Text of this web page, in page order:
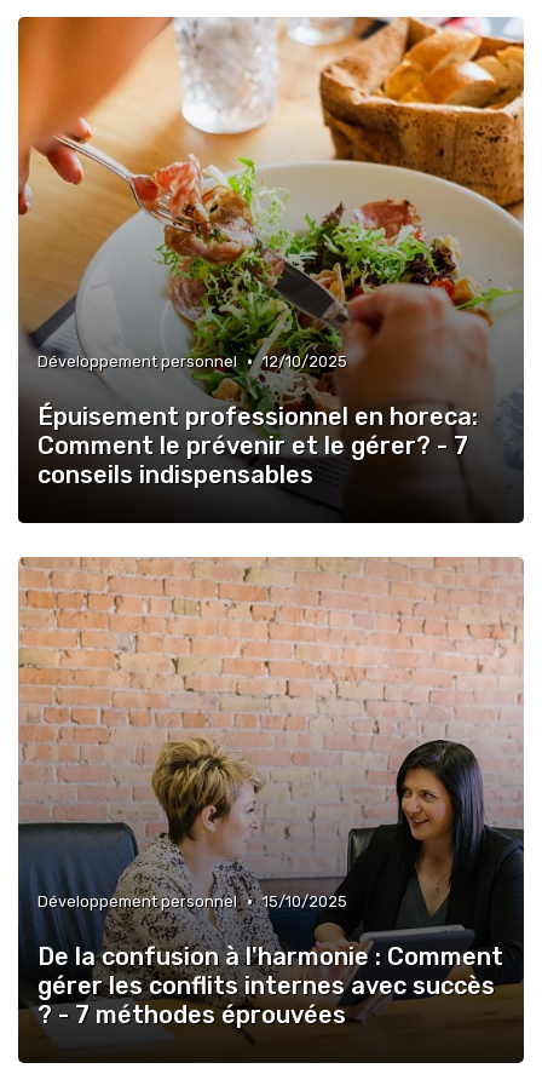
Développement personnel • 12/10/2025
Épuisement professionnel en horeca:
Comment le prévenir et le gérer? - 7
conseils indispensables
Développement personnel • 15/10/2025
De la confusion à l'harmonie : Comment
gérer les conflits internes avec succès
? - 7 méthodes éprouvées